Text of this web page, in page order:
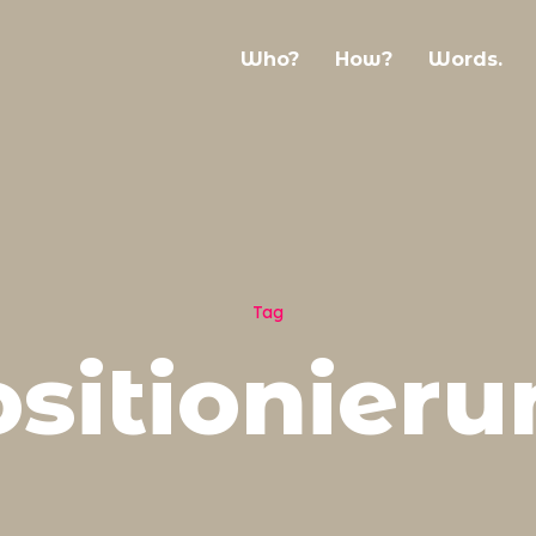
Who? How? Words.
Tag